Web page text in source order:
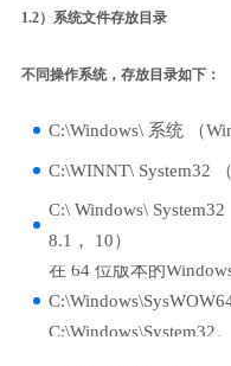
1.2）系统文件存放目录
不同操作系统，存放目录如下：
C:\Windows\ 系统 （
C:\WINNT\ System32
C:\ Windows\
8.1， 10）
在 64 位版本的
C:\Windows\System32。